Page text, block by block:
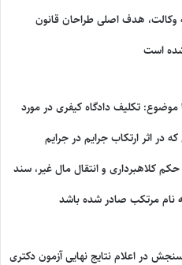
هدف اصلی طراحان قانون
است
موضوع: تکلیف دادگاه کیفری در مورد
در اثر ارتکاب جرایم در جرایم
کلاهبرداری و انتقال مال غیر، سند
نام مرتکب صادر شده باشد
در اعلام نتایج نهایی آزمون دکتری